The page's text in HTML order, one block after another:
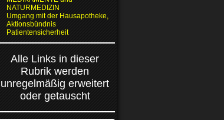
NATURMEDIZIN
Umgang mit der Hausapotheke,
Aktionsbündnis
Patientensicherheit
Alle Links in dieser
Rubrik werden
unregelmäßig erweitert
oder getauscht